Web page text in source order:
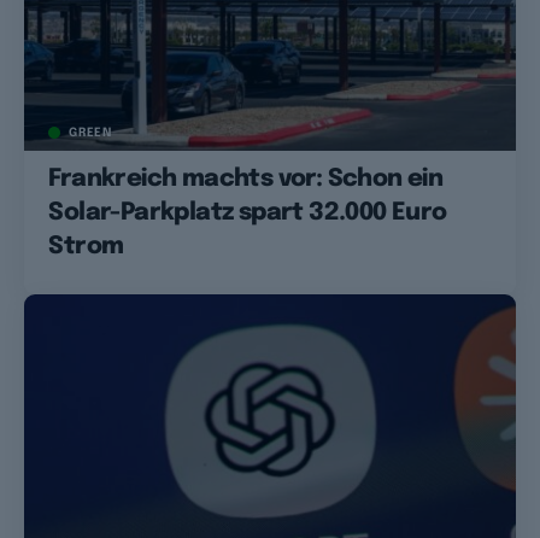
GREEN
Frankreich machts vor: Schon ein
Solar-Parkplatz spart 32.000 Euro
Strom